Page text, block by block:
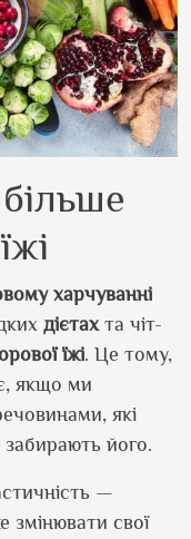
харчуванні
дієтах та чіт-
їжі. Це тому,
якщо ми
які
забирають його.
—
змінювати свої